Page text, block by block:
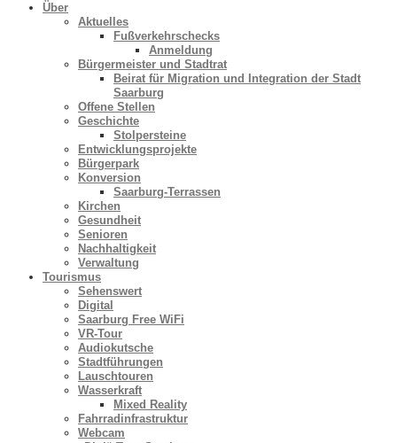
Über
Aktuelles
Fußverkehrschecks
Anmeldung
Bürgermeister und Stadtrat
Beirat für Migration und Integration der Stadt
Saarburg
Offene Stellen
Geschichte
Stolpersteine
Entwicklungsprojekte
Bürgerpark
Konversion
Saarburg-Terrassen
Kirchen
Gesundheit
Senioren
Nachhaltigkeit
Verwaltung
Tourismus
Sehenswert
Digital
Saarburg Free WiFi
VR-Tour
Audiokutsche
Stadtführungen
Lauschtouren
Wasserkraft
Mixed Reality
Fahrradinfrastruktur
Webcam